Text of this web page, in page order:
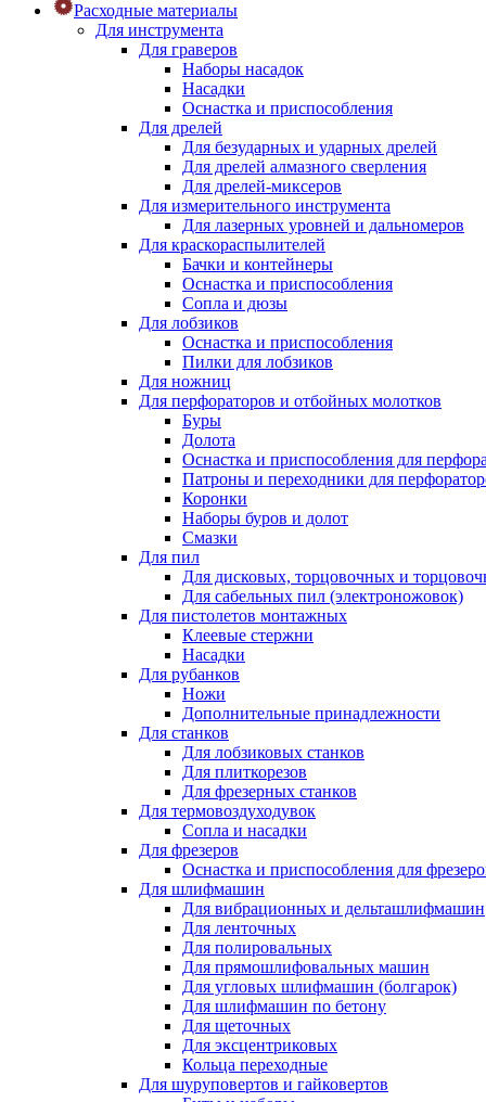
Расходные материалы
Для инструмента
Для граверов
Наборы насадок
Насадки
Оснастка и приспособления
Для дрелей
Для безударных и ударных дрелей
Для дрелей алмазного сверления
Для дрелей-миксеров
Для измерительного инструмента
Для лазерных уровней и дальномеров
Для краскораспылителей
Бачки и контейнеры
Оснастка и приспособления
Сопла и дюзы
Для лобзиков
Оснастка и приспособления
Пилки для лобзиков
Для ножниц
Для перфораторов и отбойных молотков
Буры
Долота
Оснастка и приспособления для
Патроны и переходники для
Коронки
Наборы буров и долот
Смазки
Для пил
Для дисковых, торцовочных и
Для сабельных пил (электроножовок)
Для пистолетов монтажных
Клеевые стержни
Насадки
Для рубанков
Ножи
Дополнительные принадлежности
Для станков
Для лобзиковых станков
Для плиткорезов
Для фрезерных станков
Для термовоздуходувок
Сопла и насадки
Для фрезеров
Оснастка и приспособления для
Для шлифмашин
Для вибрационных и дельташлифмашин
Для ленточных
Для полировальных
Для прямошлифовальных машин
Для угловых шлифмашин (болгарок)
Для шлифмашин по бетону
Для щеточных
Для эксцентриковых
Кольца переходные
Для шуруповертов и гайковертов